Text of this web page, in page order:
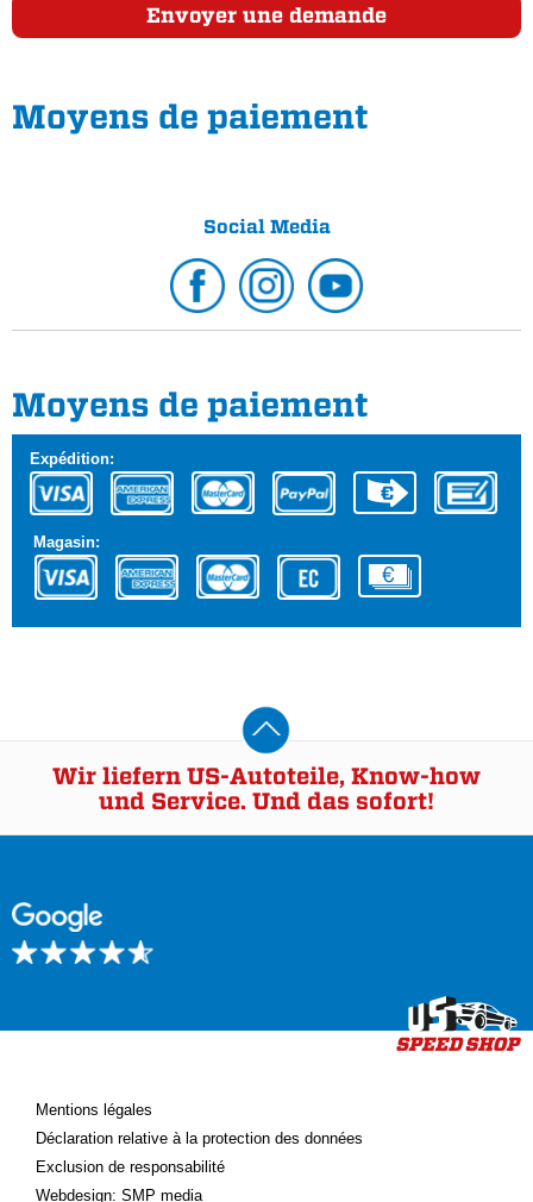
Envoyer une demande
Moyens de paiement
Social Media
Moyens de paiement
Expédition:
Magasin:
Wir liefern US-Autoteile, Know-how
und Service. Und das sofort!
Mentions légales
Déclaration relative à la protection des données
Exclusion de responsabilité
Webdesign: SMP media